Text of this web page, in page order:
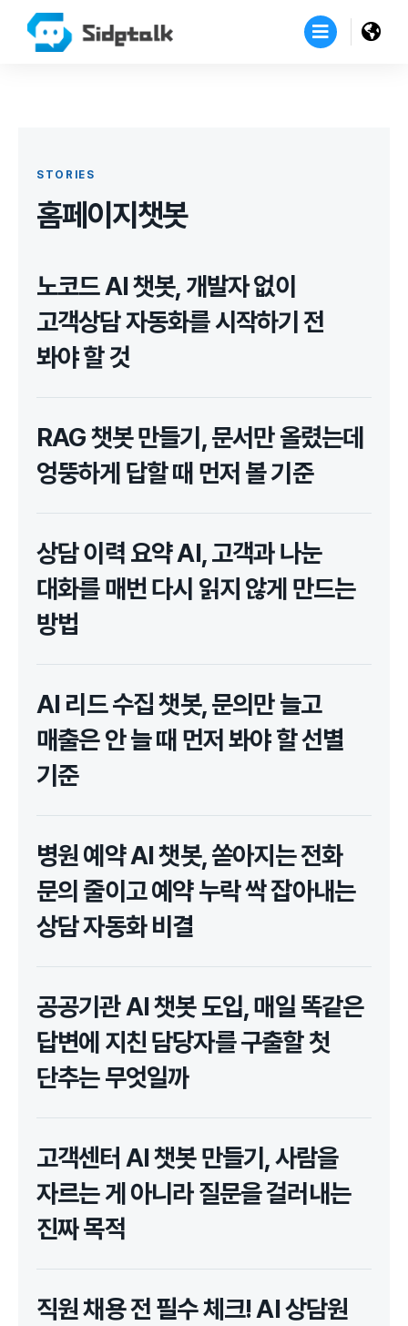
STORIES
홈페이지챗봇
노코드 AI 챗봇, 개발자 없이
고객상담 자동화를 시작하기 전
봐야 할 것
RAG 챗봇 만들기, 문서만 올렸는데
엉뚱하게 답할 때 먼저 볼 기준
상담 이력 요약 AI, 고객과 나눈
대화를 매번 다시 읽지 않게 만드는
방법
AI 리드 수집 챗봇, 문의만 늘고
매출은 안 늘 때 먼저 봐야 할 선별
기준
병원 예약 AI 챗봇, 쏟아지는 전화
문의 줄이고 예약 누락 싹 잡아내는
상담 자동화 비결
공공기관 AI 챗봇 도입, 매일 똑같은
답변에 지친 담당자를 구출할 첫
단추는 무엇일까
고객센터 AI 챗봇 만들기, 사람을
자르는 게 아니라 질문을 걸러내는
진짜 목적
직원 채용 전 필수 체크! AI 상담원